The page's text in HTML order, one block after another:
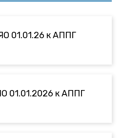
01.01.26 к АППГ
01.01.2026 к АППГ